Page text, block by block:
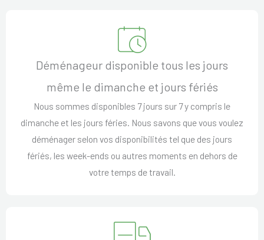
Déménageur disponible tous les jours
même le dimanche et jours fériés
Nous sommes disponibles 7 jours sur 7 y compris le
dimanche et les jours féries. Nous savons que vous voulez
déménager selon vos disponibilités tel que des jours
fériés, les week-ends ou autres moments en dehors de
votre temps de travail.